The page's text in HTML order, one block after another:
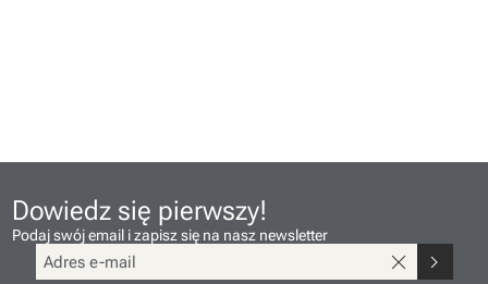
Dowiedz się pierwszy!
Podaj swój email i zapisz się na nasz newsletter
close chevron_right